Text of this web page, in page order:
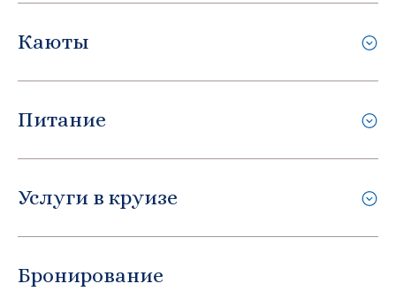
Каюты
Питание
Услуги в круизе
Бронирование